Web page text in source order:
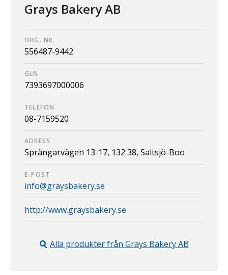
Grays Bakery AB
ORG. NR.
556487-9442
GLN
7393697000006
TELEFON
08-7159520
ADRESS
Sprängarvägen 13-17, 132 38, Saltsjö-Boo
E-POST
info@graysbakery.se
http://www.graysbakery.se
Alla produkter från Grays Bakery AB